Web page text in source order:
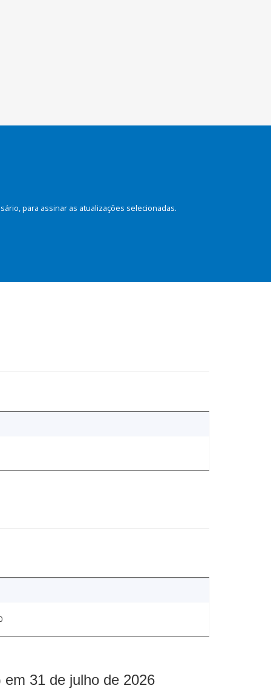
para assinar as atualizações selecionadas.
31 de julho de 2026